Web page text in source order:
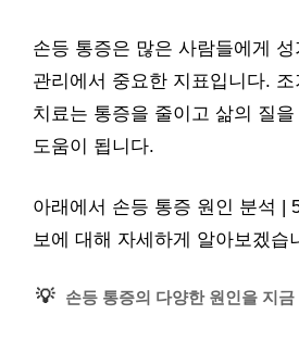
손등 통증은 많은 사람들에게
관리에서 중요한 지표입니다.
치료는 통증을 줄이고 삶의 질
도움이 됩니다.
아래에서 손등 통증 원인 분석 |
보에 대해 자세하게 알아보겠습
💡 손등 통증의 다양한 원인을 지